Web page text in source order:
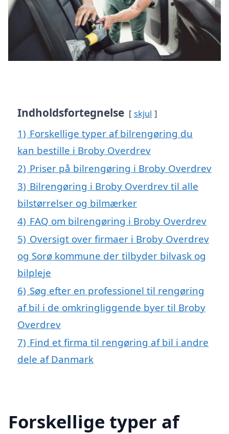
Indholdsfortegnelse skjul
1) Forskellige typer af bilrengøring du
kan bestille i Broby Overdrev
2) Priser på bilrengøring i Broby Overdrev
3) Bilrengøring i Broby Overdrev til alle
bilstørrelser og bilmærker
4) FAQ om bilrengøring i Broby Overdrev
5) Oversigt over firmaer i Broby Overdrev
og Sorø kommune der tilbyder bilvask og
bilpleje
6) Søg efter en professionel til rengøring
af bil i de omkringliggende byer til Broby
Overdrev
7) Find et firma til rengøring af bil i andre
dele af Danmark
Forskellige typer af